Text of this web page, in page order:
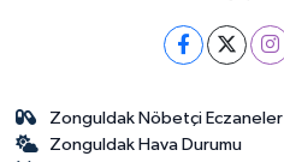
Zonguldak Nöbetçi Eczaneler
Zonguldak Hava Durumu